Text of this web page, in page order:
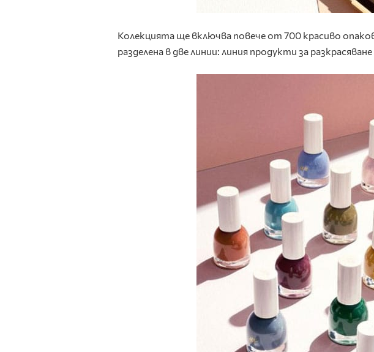
Колекцията ще включва повече от 700 красиво
разделена в две линии: линия продукти за